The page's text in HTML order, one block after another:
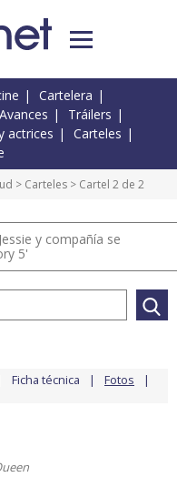
Cartelera
Avances
Tráilers
actrices
Carteles
> Carteles > Cartel 2 de 2
y compañía se
5'
Ficha técnica Fotos